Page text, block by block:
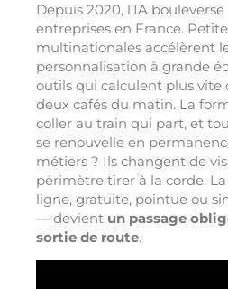
Depuis 2020, l’IA
entreprises en France.
multinationales accélèrent
personnalisation à grande
outils qui calculent plus vite
deux cafés du matin. La
coller au train qui part, et
se renouvelle en
métiers ? Ils changent de
périmètre tirer à la corde.
ligne, gratuite, pointue ou
— devient un passage
sortie de route.